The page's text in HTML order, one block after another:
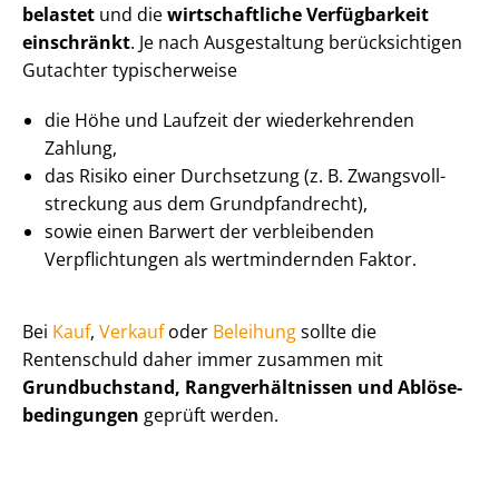
belastet und diewirtschaftliche Verfügbarkeit
einschränkt. Je nach Ausgestaltung berücksichtigen
Gutachter typischerweise
die Höhe und Laufzeit der wiederkehrenden
Zahlung,
das Risiko einer Durchsetzung (z. B. Zwangs­voll­
stre­ckung aus dem Grundpfandrecht),
sowie einen Barwert der verbleibenden
Verpflichtungen als wertmindernden Faktor.
Bei Kauf, Verkaufoder Beleihungsollte die
Rentenschuld daher immer zusammen mit
Grundbuchstand, Rang­ver­hält­nis­sen und Ab­lö­se­
be­din­gun­gen geprüft werden.